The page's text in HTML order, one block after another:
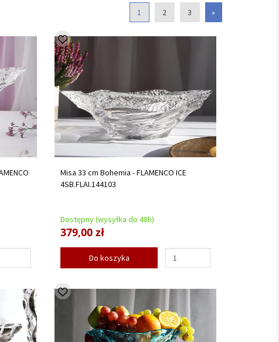
1 2 3 »
Misa 33 cm Bohemia - FLAMENCO ICE
4SB.FLAI.144103
Dostępny (wysyłka do 48h)
379,00 zł
Do koszyka